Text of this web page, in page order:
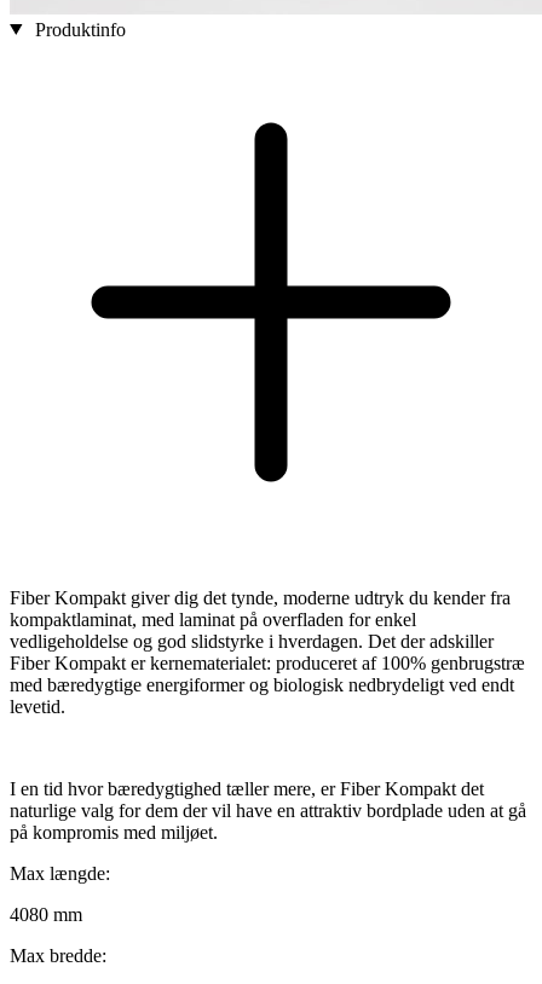
Produktinfo
Fiber Kompakt giver dig det tynde, moderne udtryk du kender fra
kompaktlaminat, med laminat på overfladen for enkel
vedligeholdelse og god slidstyrke i hverdagen. Det der adskiller
Fiber Kompakt er kernematerialet: produceret af 100% genbrugstræ
med bæredygtige energiformer og biologisk nedbrydeligt ved endt
levetid.
I en tid hvor bæredygtighed tæller mere, er Fiber Kompakt det
naturlige valg for dem der vil have en attraktiv bordplade uden at gå
på kompromis med miljøet.
Max længde:
4080 mm
Max bredde: